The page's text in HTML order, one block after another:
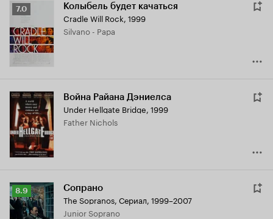
Рейтинг
7.0
7.0 Колыбель будет качаться
Cradle Will Rock, 1999
Silvano - Papa
Война Райана Дэниелса
Under Hellgate Bridge, 1999
Father Nichols
Рейтинг
Кинопоиска
8.9
8.9 Сопрано
The Sopranos, Сериал, 1999–2007
Junior Soprano